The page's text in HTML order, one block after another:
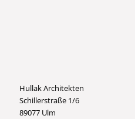
Hullak Architekten
Schillerstraße 1/6
89077 Ulm